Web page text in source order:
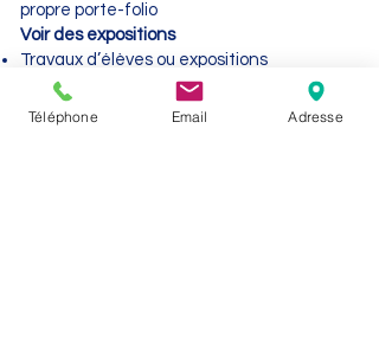
propre porte-folio
Voir des expositions
Travaux d’élèves ou expositions
temporaires
Téléphone Email Adresse